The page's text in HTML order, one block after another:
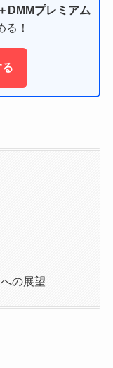
DMMプレミアム
る！
の展望